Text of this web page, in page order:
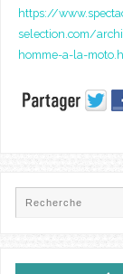
https://
selection.com/
homme-a-la-